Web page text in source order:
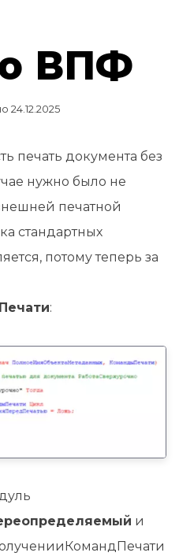
ВПФ
24.12.2025
печать документа без
нужно было не
печатной
стандартных
потому теперь за
:
и